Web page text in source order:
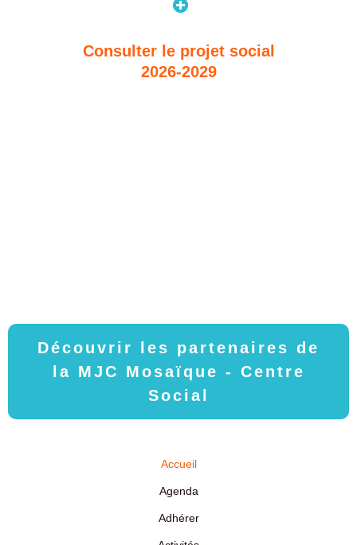
Consulter le projet social
2026-2029
Découvrir les partenaires de
la MJC Mosaïque - Centre
Social
Accueil
Agenda
Adhérer